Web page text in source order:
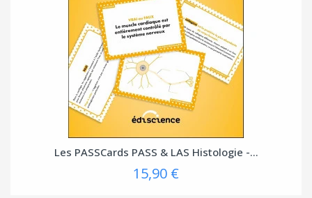
Les PASSCards PASS & LAS Histologie -...
15,90 €